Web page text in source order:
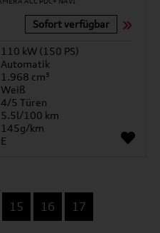
Sofort verfügbar
110 kW (150 PS)
Automatik
1.968 cm³
Weiß
4/5 Türen
5.5l/100 km
145g/km
E
15 16 17